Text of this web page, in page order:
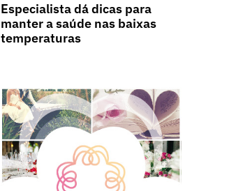
Especialista dá dicas para
manter a saúde nas baixas
temperaturas